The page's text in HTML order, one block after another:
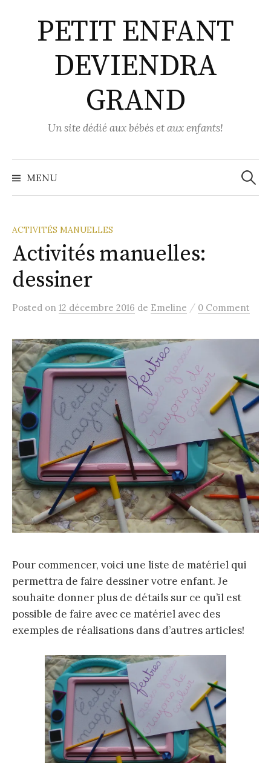
contenuPETIT ENFANT
DEVIENDRA
GRAND
Un site dédié aux bébés et aux enfants!
MENU
ACTIVITÉS MANUELLES
Activités manuelles:
dessiner
Posted on 12 décembre 2016 de Emeline / 0 Comment
Pour commencer, voici une liste de matériel qui
permettra de faire dessiner votre enfant. Je
souhaite donner plus de détails sur ce qu’il est
possible de faire avec ce matériel avec des
exemples de réalisations dans d’autres articles!